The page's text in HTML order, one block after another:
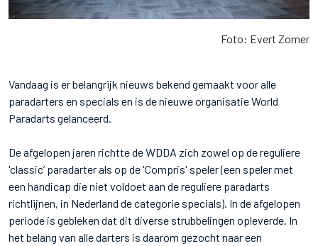
Foto: Evert Zomer
Vandaag is er belangrijk nieuws bekend gemaakt voor alle
paradarters en specials en is de nieuwe organisatie World
Paradarts gelanceerd.
De afgelopen jaren richtte de WDDA zich zowel op de reguliere
'classic’ paradarter als op de 'Compris' speler (een speler met
een handicap die niet voldoet aan de reguliere paradarts
richtlijnen, in Nederland de categorie specials). In de afgelopen
periode is gebleken dat dit diverse strubbelingen opleverde. In
het belang van alle darters is daarom gezocht naar een